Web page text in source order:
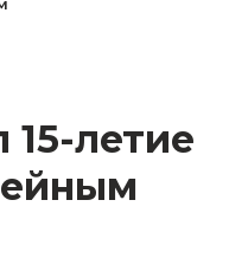
15-летие